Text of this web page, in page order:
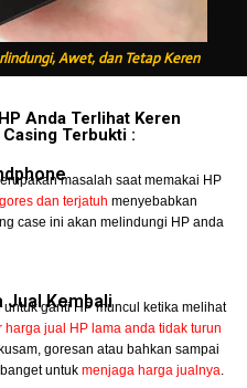
Awet, dan Tetap Keren
Anda Terlihat Keren
Terbukti :
masalah saat memakai HP
dan terjatuh menyebabkan
case ini akan melindungi HP anda
Jual Kembali
ganti HP muncul ketika melihat
harga jual HP lama anda tidak turun
goresan atau bahkan sampai
untukmenjaga harga jualnya.